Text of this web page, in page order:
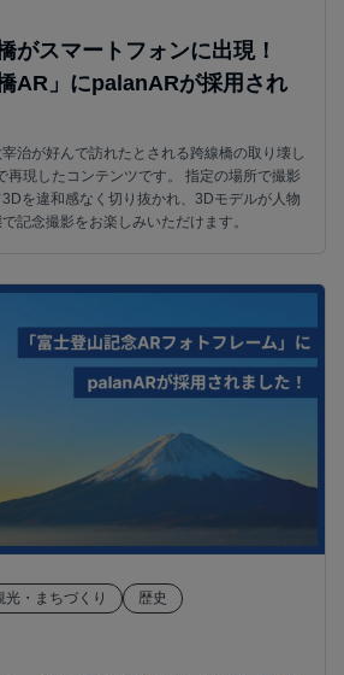
がスマートフォンに出現！
AR」にpalanARが採用され
治が好んで訪れたとされる跨線橋の取り壊し
再現したコンテンツです。 指定の場所で撮影
を違和感なく切り抜かれ、3Dモデルが人物
記念撮影をお楽しみいただけます。
光・まちづくり 歴史